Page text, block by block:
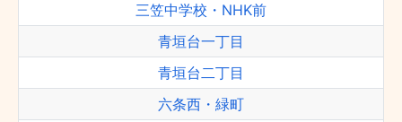
三笠中学校・NHK前
青垣台一丁目
青垣台二丁目
六条西・緑町